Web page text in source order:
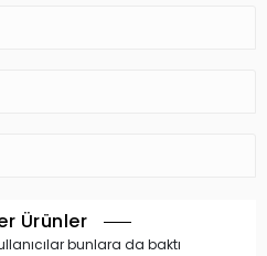
Ürünler
bunlara da baktı